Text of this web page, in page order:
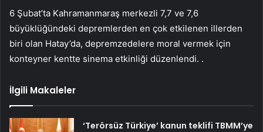
6 Şubat’ta Kahramanmaraş merkezli 7,7 ve 7,6
büyüklüğündeki depremlerden en çok etkilenen illerden
biri olan Hatay’da, depremzedelere moral vermek için
konteyner kentte sinema etkinliği düzenlendi. .
İlgili Makaleler
‘Terörsüz Türkiye’ kanun teklifi TBMM’ye